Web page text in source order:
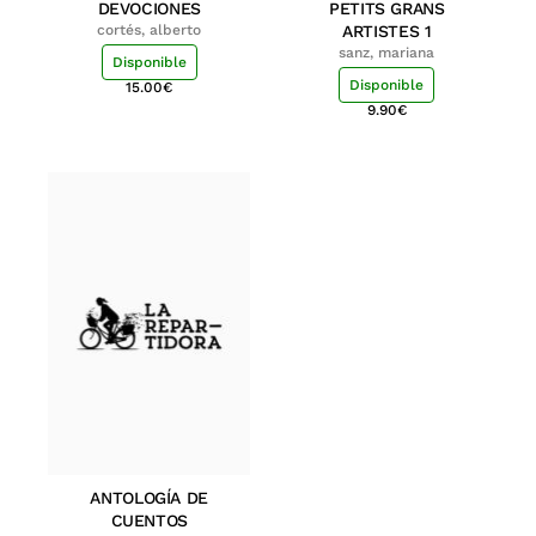
DEVOCIONES
cortés, alberto
Disponible
15.00€
PETITS GRANS
ARTISTES 1
sanz, mariana
Disponible
9.90€
ANTOLOGÍA DE
CUENTOS